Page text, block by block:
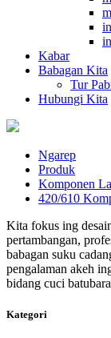
Kabar
Babagan Kita
Tur
Hubungi Kita
Ngarep
Produk
Komponen
420/610
Kita fokus ing
pertambangan,
babagan suku
pengalaman akeh
bidang cuci
Kategori